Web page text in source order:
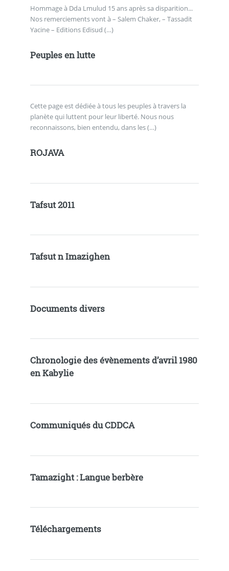
Hommage à Dda Lmulud 15 ans après sa disparition...
Nos remerciements vont à – Salem Chaker, – Tassadit
Yacine – Editions Edisud (…)
Peuples en lutte
Cette page est dédiée à tous les peuples à travers la
planète qui luttent pour leur liberté. Nous nous
reconnaissons, bien entendu, dans les (…)
ROJAVA
Tafsut 2011
Tafsut n Imazighen
Documents divers
Chronologie des évènements d’avril 1980
en Kabylie
Communiqués du CDDCA
Tamazight : Langue berbère
Téléchargements